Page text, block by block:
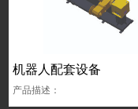
机器人配套设备
产品描述：